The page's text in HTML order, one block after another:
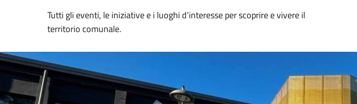
Tutti gli eventi, le iniziative e i luoghi d’interesse per scoprire e vivere il
territorio comunale.